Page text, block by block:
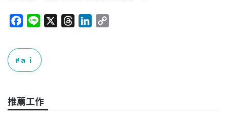
c
e
b
o
k
e
n
k
ａｉ
推薦工作